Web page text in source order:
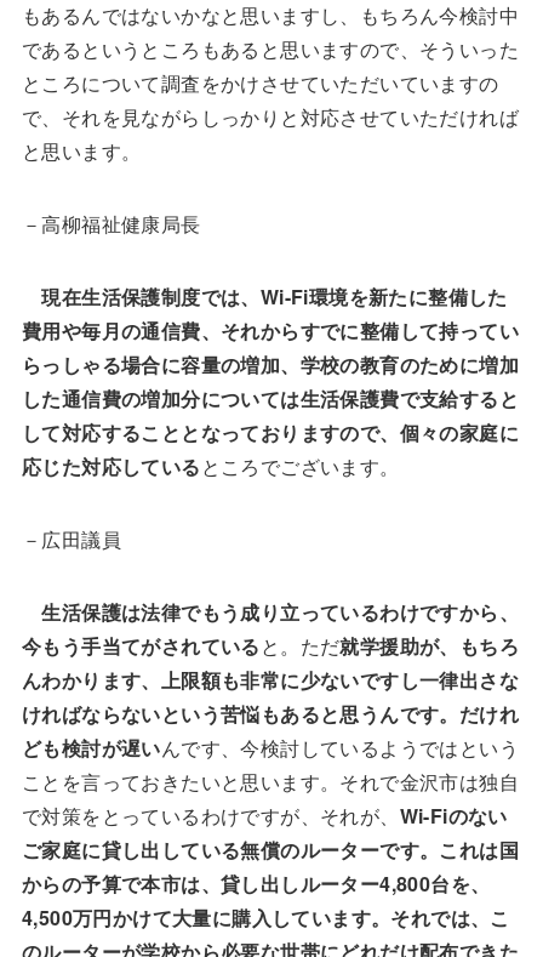
もあるんではないかなと思いますし、もちろん今検討中
であるというところもあると思いますので、そういった
ところについて調査をかけさせていただいていますの
で、それを見ながらしっかりと対応させていただければ
と思います。
－高柳福祉健康局長
現在生活保護制度では、Wi-Fi環境を新たに整備した
費用や毎月の通信費、それからすでに整備して持ってい
らっしゃる場合に容量の増加、学校の教育のために増加
した通信費の増加分については生活保護費で支給すると
して対応することとなっておりますので、個々の家庭に
応じた対応しているところでございます。
－広田議員
生活保護は法律でもう成り立っているわけですから、
今もう手当てがされていると。ただ就学援助が、もちろ
んわかります、上限額も非常に少ないですし一律出さな
ければならないという苦悩もあると思うんです。だけれ
ども検討が遅いんです、今検討しているようではという
ことを言っておきたいと思います。それで金沢市は独自
で対策をとっているわけですが、それが、 Wi-Fiのない
ご家庭に貸し出している無償のルーターです。これは国
からの予算で本市は、貸し出しルーター4,800台を、
4,500万円かけて大量に購入しています。それでは、こ